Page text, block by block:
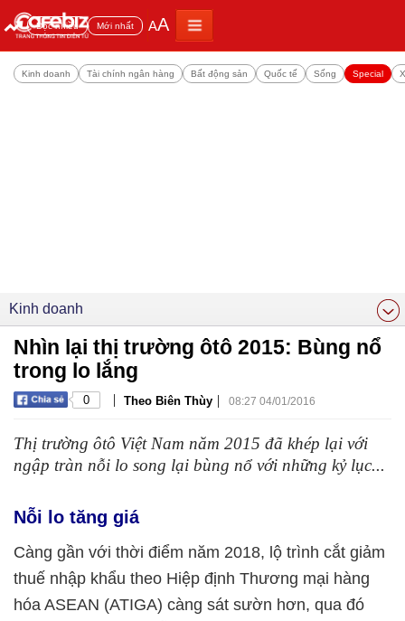
Đọc nhiều Mới nhất AA
Kinh doanh Tài chính ngân hàng Bất động sản Quốc tế Sống Special
Kinh doanh
Nhìn lại thị trường ôtô 2015: Bùng nổ
trong lo lắng
0 | Theo Biên Thùy | 08:27 04/01/2016
Thị trường ôtô Việt Nam năm 2015 đã khép lại với
ngập tràn nỗi lo song lại bùng nổ với những kỷ lục...
Nỗi lo tăng giá
Càng gần với thời điểm năm 2018, lộ trình cắt giảm
thuế nhập khẩu theo Hiệp định Thương mại hàng
hóa ASEAN (ATIGA) càng sát sườn hơn, qua đó